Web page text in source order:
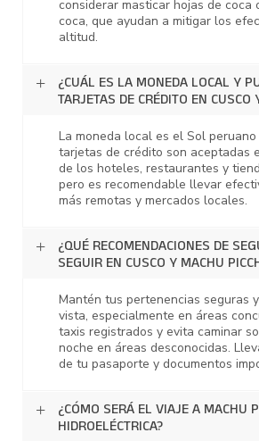
considerar masticar hojas de coca
coca, que ayudan a mitigar los
altitud.
¿CUÁL ES LA MONEDA LOCAL Y
TARJETAS DE CRÉDITO EN
La moneda local es el Sol peruano
tarjetas de crédito son aceptadas
de los hoteles, restaurantes y
pero es recomendable llevar
más remotas y mercados locales.
¿QUÉ RECOMENDACIONES DE
SEGUIR EN CUSCO Y MACHU
Mantén tus pertenencias seguras
vista, especialmente en áreas
taxis registrados y evita caminar
noche en áreas desconocidas.
de tu pasaporte y documentos
¿CÓMO SERÁ EL VIAJE A MACHU
HIDROELÉCTRICA?